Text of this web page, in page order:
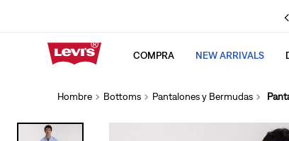
COMPRA NEW ARRIVALS
Hombre Bottoms Pantalones y Bermudas
1.
501 jeans